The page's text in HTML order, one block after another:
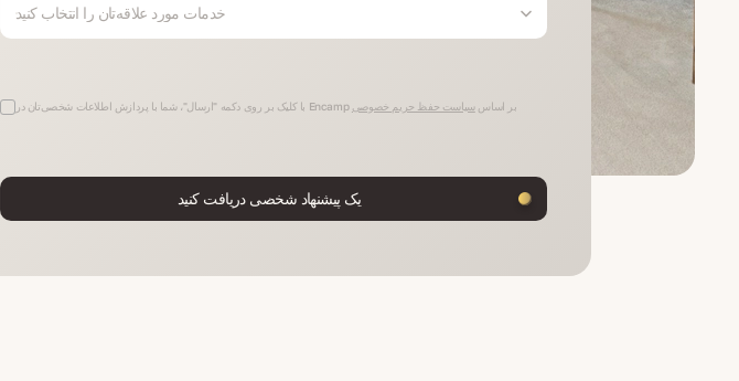
خدمات مورد علاقه‌تان را انتخاب کنید
با کلیک بر روی دکمه "ارسال"، شما با پردازش اطلاعات شخصی‌تان در Encamp بر اساس سیاست حفظ حریم خصوصی
یک پیشنهاد شخصی دریافت کنید